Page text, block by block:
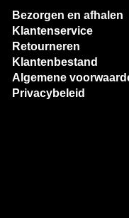
Bezorgen en afhalen
Klantenservice
Retourneren
Klantenbestand
Algemene
Privacybeleid